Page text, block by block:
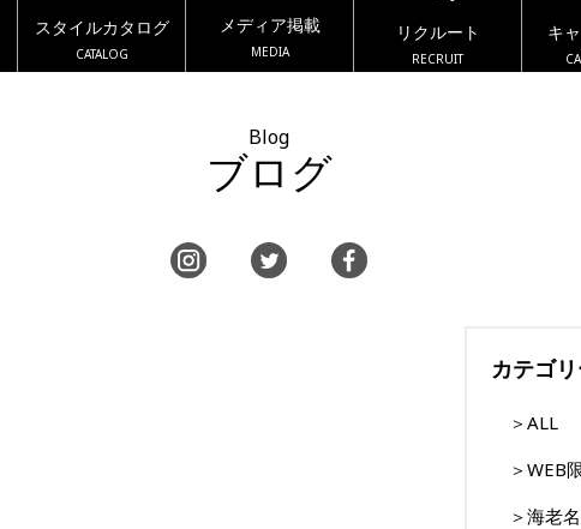
スタイルカタログ
CATALOG
メディア掲載
MEDIA
リクルート
RECRUIT
キ
Blog
ブログ
カテゴ
＞ ALL
＞ WEB
＞ 海老